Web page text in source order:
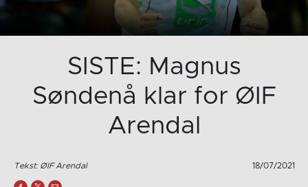
SISTE: Magnus
Søndenå klar for ØIF
Arendal
Tekst: ØIF Arendal 18/07/2021